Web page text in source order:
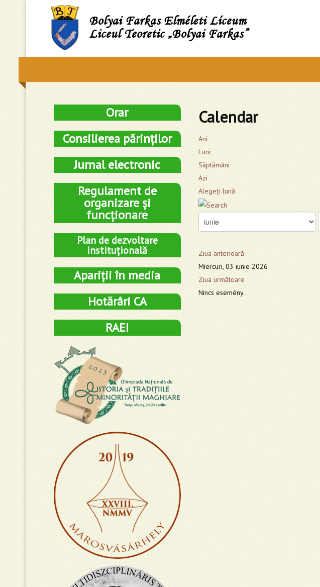
Bolyai Farkas Elméleti Líceum
Liceul Teoretic „Bolyai Farkas”
Calendar
Ani
Luni
Săptămâni
Azi
Alegeţi lună
Ziua anterioară
Miercuri, 03 iunie 2026
Ziua următoare
Nincs esemény..
Orar
Consilierea părinților
Jurnal electronic
Regulament de
organizare și
funcționare
Plan de dezvoltare
instituțională
Apariții în media
Hotărâri CA
RAEI